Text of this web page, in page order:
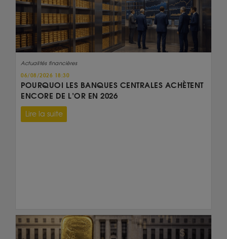
Actualités financières
06/08/2026 18:30
POURQUOI LES BANQUES CENTRALES ACHÈTENT
ENCORE DE L’OR EN 2026
Lire la suite